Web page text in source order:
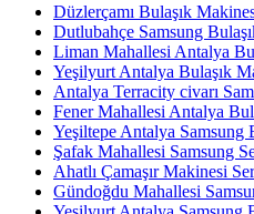
Düzlerçamı Bulaşık
Dutlubahçe Samsung
Liman Mahallesi Antalya
Yeşilyurt Antalya Bulaşık
Antalya Terracity civarı
Fener Mahallesi Antalya
Yeşiltepe Antalya Samsung
Şafak Mahallesi Samsung
Ahatlı Çamaşır Makinesi
Gündoğdu Mahallesi